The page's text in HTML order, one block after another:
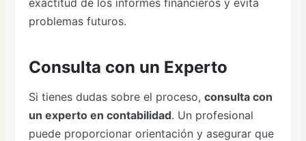
exactitud de los informes financieros y evita
problemas futuros.
Consulta con un Experto
Si tienes dudas sobre el proceso, consulta con
un experto en contabilidad. Un profesional
puede proporcionar orientación y asegurar que